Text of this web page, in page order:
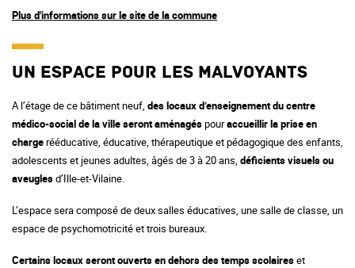
Plus d'informations sur le site de la commune
Un espace pour les malvoyants
A l’étage de ce bâtiment neuf, des locaux d’enseignement du centre
médico-social de la ville seront aménagéspouraccueillir la prise en
chargerééducative, éducative, thérapeutique et pédagogique des enfants,
adolescents et jeunes adultes, âgés de 3 à 20 ans, déficients visuels ou
aveuglesd’Ille-et-Vilaine.
L’espace sera composé de deux salles éducatives, une salle de classe, un
espace de psychomotricité et trois bureaux.
Certains locaux seront ouverts en dehors des temps scolaireset